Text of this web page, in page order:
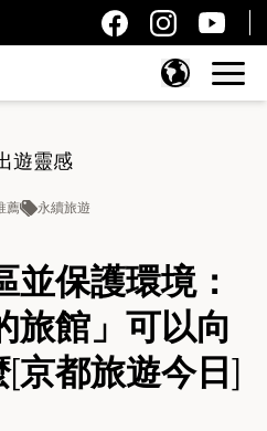
遊靈感
薦 永續旅遊
保護環境：
旅館」可以向
京都旅遊今日]